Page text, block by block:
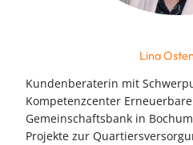
Lina
Kundenberaterin mit
Kompetenzcenter
Gemeinschaftsbank in
Projekte zur